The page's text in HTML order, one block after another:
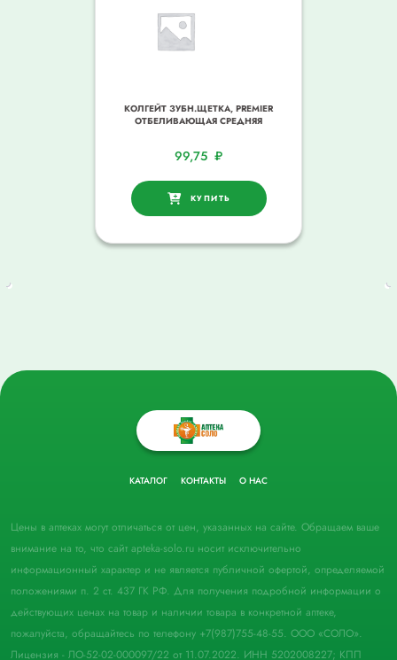
КОЛГЕЙТ ЗУБН.ЩЕТКА, PREMIER
ОТБЕЛИВАЮЩАЯ СРЕДНЯЯ
99,75 ₽
КУПИТЬ
КАТАЛОГ КОНТАКТЫ О НАС
Цены в аптеках могут отличаться от цен, указанных на сайте. Обращаем ваше
внимание на то, что сайт apteka-solo.ru носит исключительно
информационный характер и не является публичной офертой, определяемой
положениями п. 2 ст. 437 ГК РФ. Для получения подробной информации о
действующих ценах на товар и наличии товара в конкретной аптеке,
пожалуйста, обращайтесь по телефону +7(987)755-48-55. ООО «СОЛО».
Лицензия - ЛО-52-02-000097/22 от 11.07.2022. ИНН 5202008227; КПП